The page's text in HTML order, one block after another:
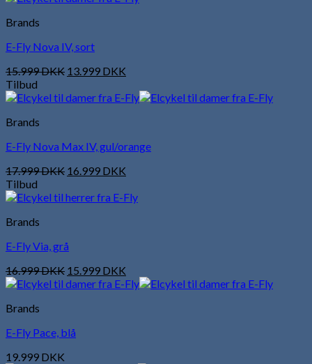
Brands
E-Fly Nova IV, sort
15.999DKK 13.999 DKK
Tilbud
Brands
E-Fly Nova Max IV, gul/orange
17.999DKK 16.999 DKK
Tilbud
Brands
E-Fly Via, grå
16.999DKK 15.999 DKK
Brands
E-Fly Pace, blå
19.999 DKK